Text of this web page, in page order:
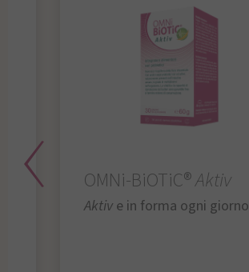
OMNi-BiOTiC®Aktiv
Aktiv e in forma ogni giorno